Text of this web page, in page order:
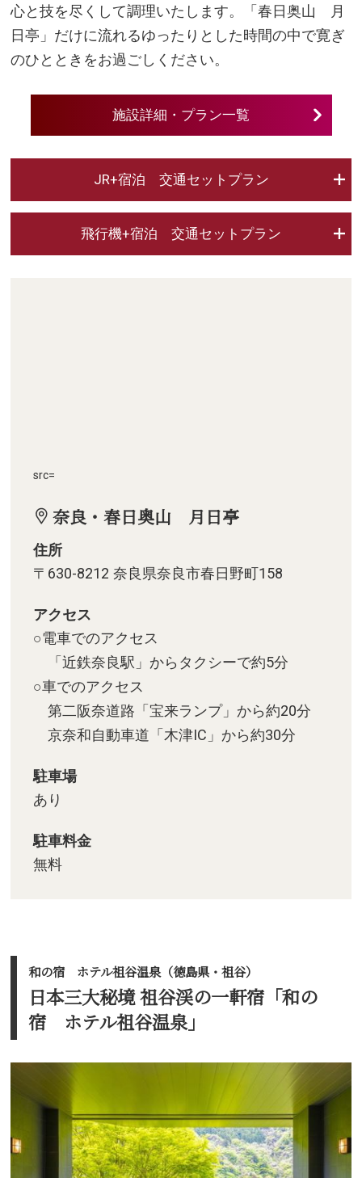
心と技を尽くして調理いたします。「春日奥山 月
日亭」だけに流れるゆったりとした時間の中で寛ぎ
のひとときをお過ごしください。
施設詳細・プラン一覧
JR+宿泊 交通セットプラン
飛行機+宿泊 交通セットプラン
src=
奈良・春日奥山 月日亭
住所
〒630-8212 奈良県奈良市春日野町158
アクセス
○電車でのアクセス
「近鉄奈良駅」からタクシーで約5分
○車でのアクセス
第二阪奈道路「宝来ランプ」から約20分
京奈和自動車道「木津IC」から約30分
駐車場
あり
駐車料金
無料
和の宿 ホテル祖谷温泉（徳島県・祖谷）
日本三大秘境 祖谷渓の一軒宿「和の
宿 ホテル祖谷温泉」